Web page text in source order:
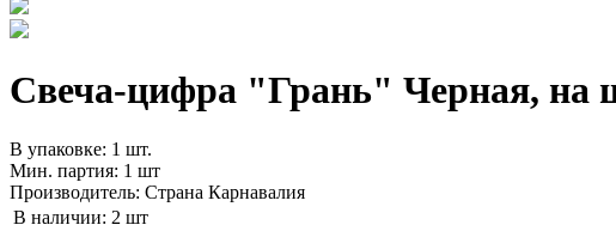
Свеча-цифра "‎Грань" Черная, на
В упаковке: 1 шт.
Мин. партия: 1 шт
Производитель: Страна Карнавалия
В наличии: 2 шт